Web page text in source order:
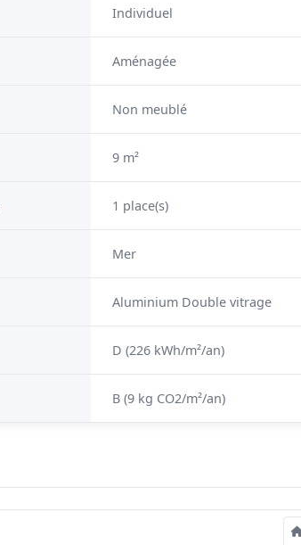
Individuel
Aménagée
Non meublé
9 m²
1 place(s)
Mer
Aluminium Double vitrage
D (226 kWh/m²/an)
B (9 kg CO2/m²/an)